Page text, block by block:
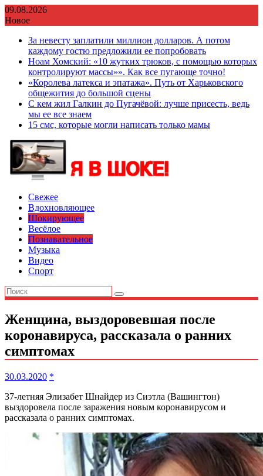
Перейти
к
09.08.2026
Новое
За невесту заплатили миллион долларов. А потом
каждому гостю предложили ее попробовать
Ноам Хомский: «10 жутких трюков, с помощью которых
контролируют массы»». Как все пугающе точно!
«Королева латекса и эпатажа». Путь от Харьковского
общежития до большой сцены
С кем жил Галкин до Пугачёвой: лучше присесть, ведь
мы ее все знаем
15 смс, которые могли написать только мамы
Свежее
Вдохновляющее
Шокирующее
Весёлое
Познавательное
Музыка
Видео
Спорт
Женщина, выздоровевшая после
коронавируса, рассказала о ранних
симптомах
30.03.2020 *
37-летняя Элизабет Шнайдер из Сиэтла (Вашингтон)
выздоровела после заражения новым коронавирусом и
рассказала о ранних симптомах.